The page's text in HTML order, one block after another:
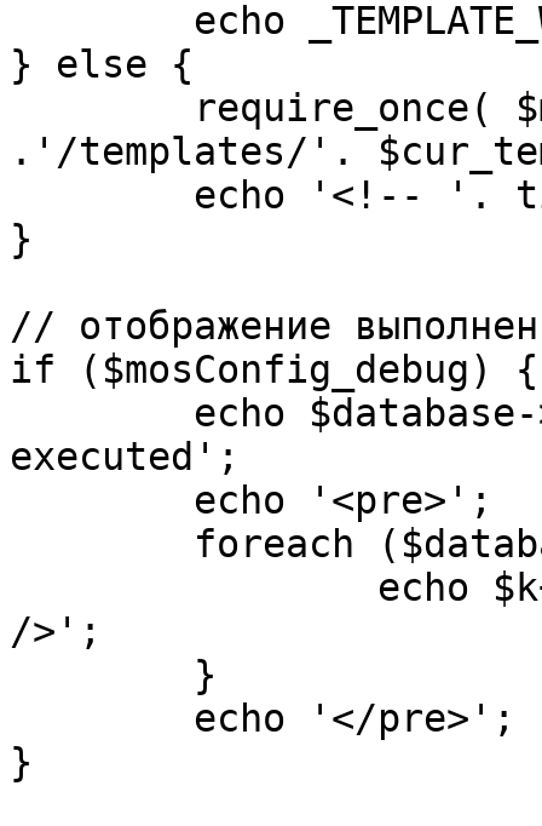
} else {
.'/templates/'.
}
// отображение
if ($mosConfig_debug) {
executed';
/>';
}